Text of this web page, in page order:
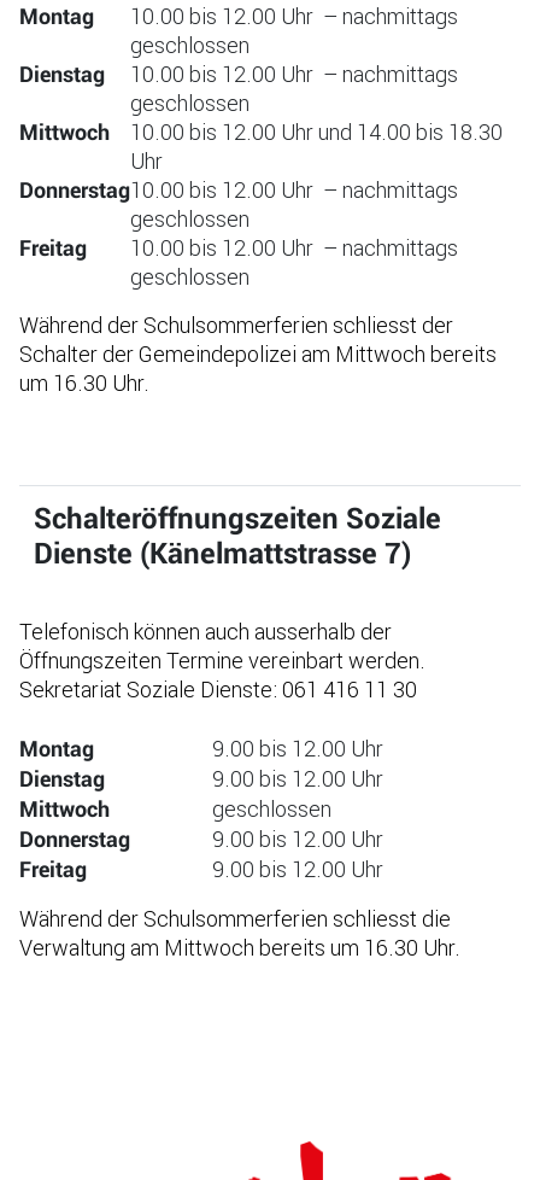
Montag
10.00 bis 12.00 Uhr – nachmittags
geschlossen
Dienstag
10.00 bis 12.00 Uhr – nachmittags
geschlossen
Mittwoch
10.00 bis 12.00 Uhr und 14.00 bis 18.30
Uhr
Donnerstag10.00 bis 12.00 Uhr – nachmittags
geschlossen
Freitag
10.00 bis 12.00 Uhr – nachmittags
geschlossen
Während der Schulsommerferien schliesst der
Schalter der Gemeindepolizei am Mittwoch bereits
um 16.30 Uhr.
Schalteröffnungszeiten Soziale
Dienste (Känelmattstrasse 7)
Telefonisch können auch ausserhalb der
Öffnungszeiten Termine vereinbart werden.
Sekretariat Soziale Dienste: 061 416 11 30
Montag 9.00 bis 12.00 Uhr
Dienstag 9.00 bis 12.00 Uhr
Mittwoch geschlossen
Donnerstag 9.00 bis 12.00 Uhr
Freitag
9.00 bis 12.00 Uhr
Während der Schulsommerferien schliesst die
Verwaltung am Mittwoch bereits um 16.30 Uhr.